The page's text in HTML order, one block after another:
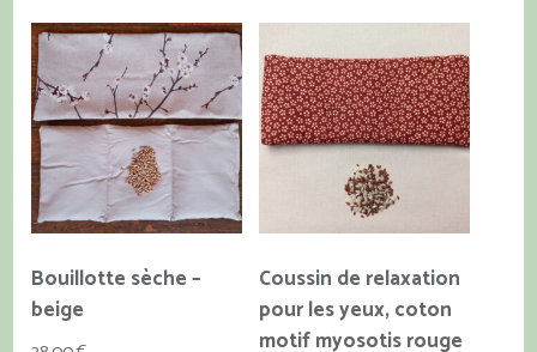
109,00 €
plusieurs
variations.
Les
options
peuvent
être
choisies
sur
la
plusieurs
variations.
Les
options
peuvent
sur
la
page
du
Bouillotte sèche –
beige
Coussin de relaxation
pour les yeux, coton
motif myosotis rouge